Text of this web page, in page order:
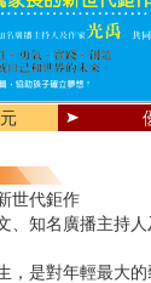
世代鉅作
、知名廣播主持
，是對年輕最大的